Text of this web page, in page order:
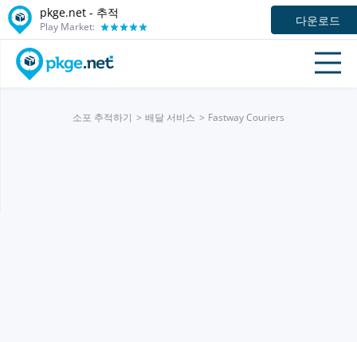
pkge.net - 추적
Play Market: 다운로드
소포 추적하기 배달 서비스 Fastway Couriers